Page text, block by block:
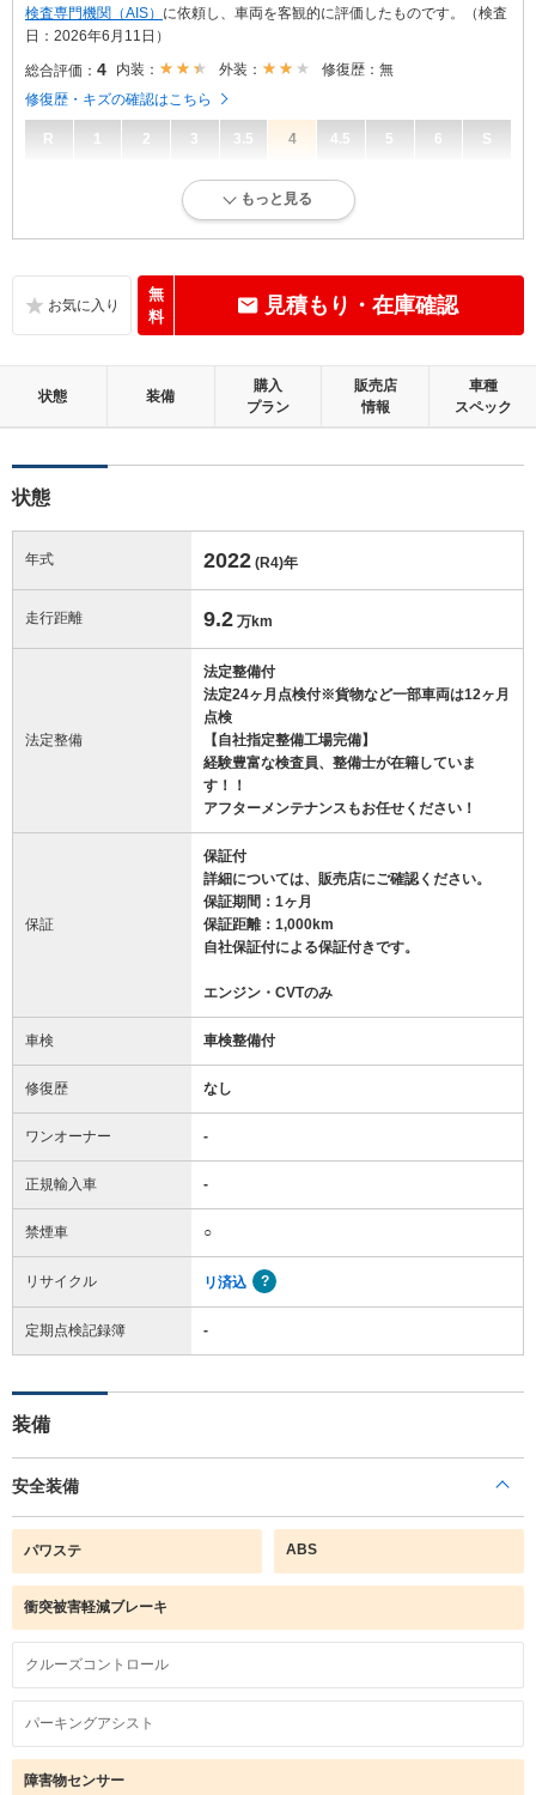
検査専門機関（AIS） に依頼し、車両を客観的に評価したものです。（検査
日：2026年6月11日）
総合評価： 4 内装： 外装：
修復歴：無
修復歴・キズの確認はこちら
R 1 2 3 3.5 4 4.5 5 6 S
内外装に目立たない多少のキズ、ヘコミが認められる状態です。
目立たない軽微なダメージはありますが、良好な状態です。
修復歴：無
もっと見る
無
料
見積もり・在庫確認
状態 装備
購入
プラン
販売店
情報
車種
スペック
状態
年式 2022 (R4)年
走行距離 9.2 万km
法定整備
法定整備付
法定24ヶ月点検付※貨物など一部車両は12ヶ月
点検
【自社指定整備工場完備】
経験豊富な検査員、整備士が在籍していま
す！！
アフターメンテナンスもお任せください！
保証
保証付
詳細については、販売店にご確認ください。
保証期間：1ヶ月
保証距離：1,000km
自社保証付による保証付きです。
エンジン・CVTのみ
車検 車検整備付
修復歴 なし
ワンオーナー -
正規輸入車 -
禁煙車 ○
リサイクル リ済込
定期点検記録簿 -
装備
安全装備
パワステ ABS
衝突被害軽減ブレーキ
クルーズコントロール
パーキングアシスト
障害物センサー